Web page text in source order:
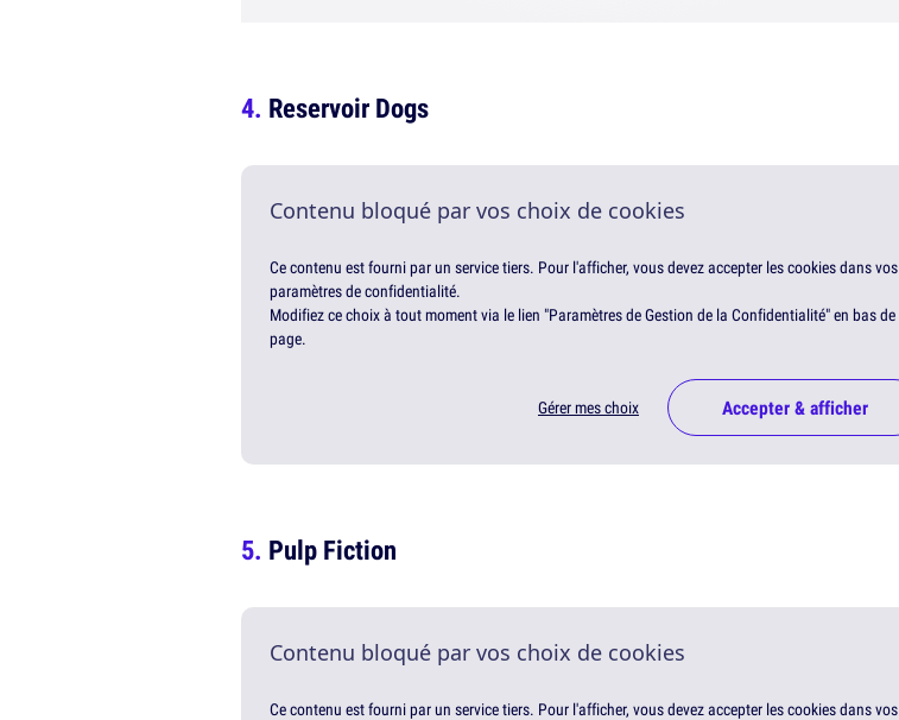
Reservoir Dogs
Contenu bloqué par vos choix de cookies
Ce contenu est fourni par un service tiers. Pour l'afficher, vous devez accepter les cookies dans vos
paramètres de confidentialité.
Modifiez ce choix à tout moment via le lien "Paramètres de Gestion de la Confidentialité" en bas de
page.
Gérer mes choix Accepter & afficher
Pulp Fiction
Contenu bloqué par vos choix de cookies
Ce contenu est fourni par un service tiers. Pour l'afficher, vous devez accepter les cookies dans vos